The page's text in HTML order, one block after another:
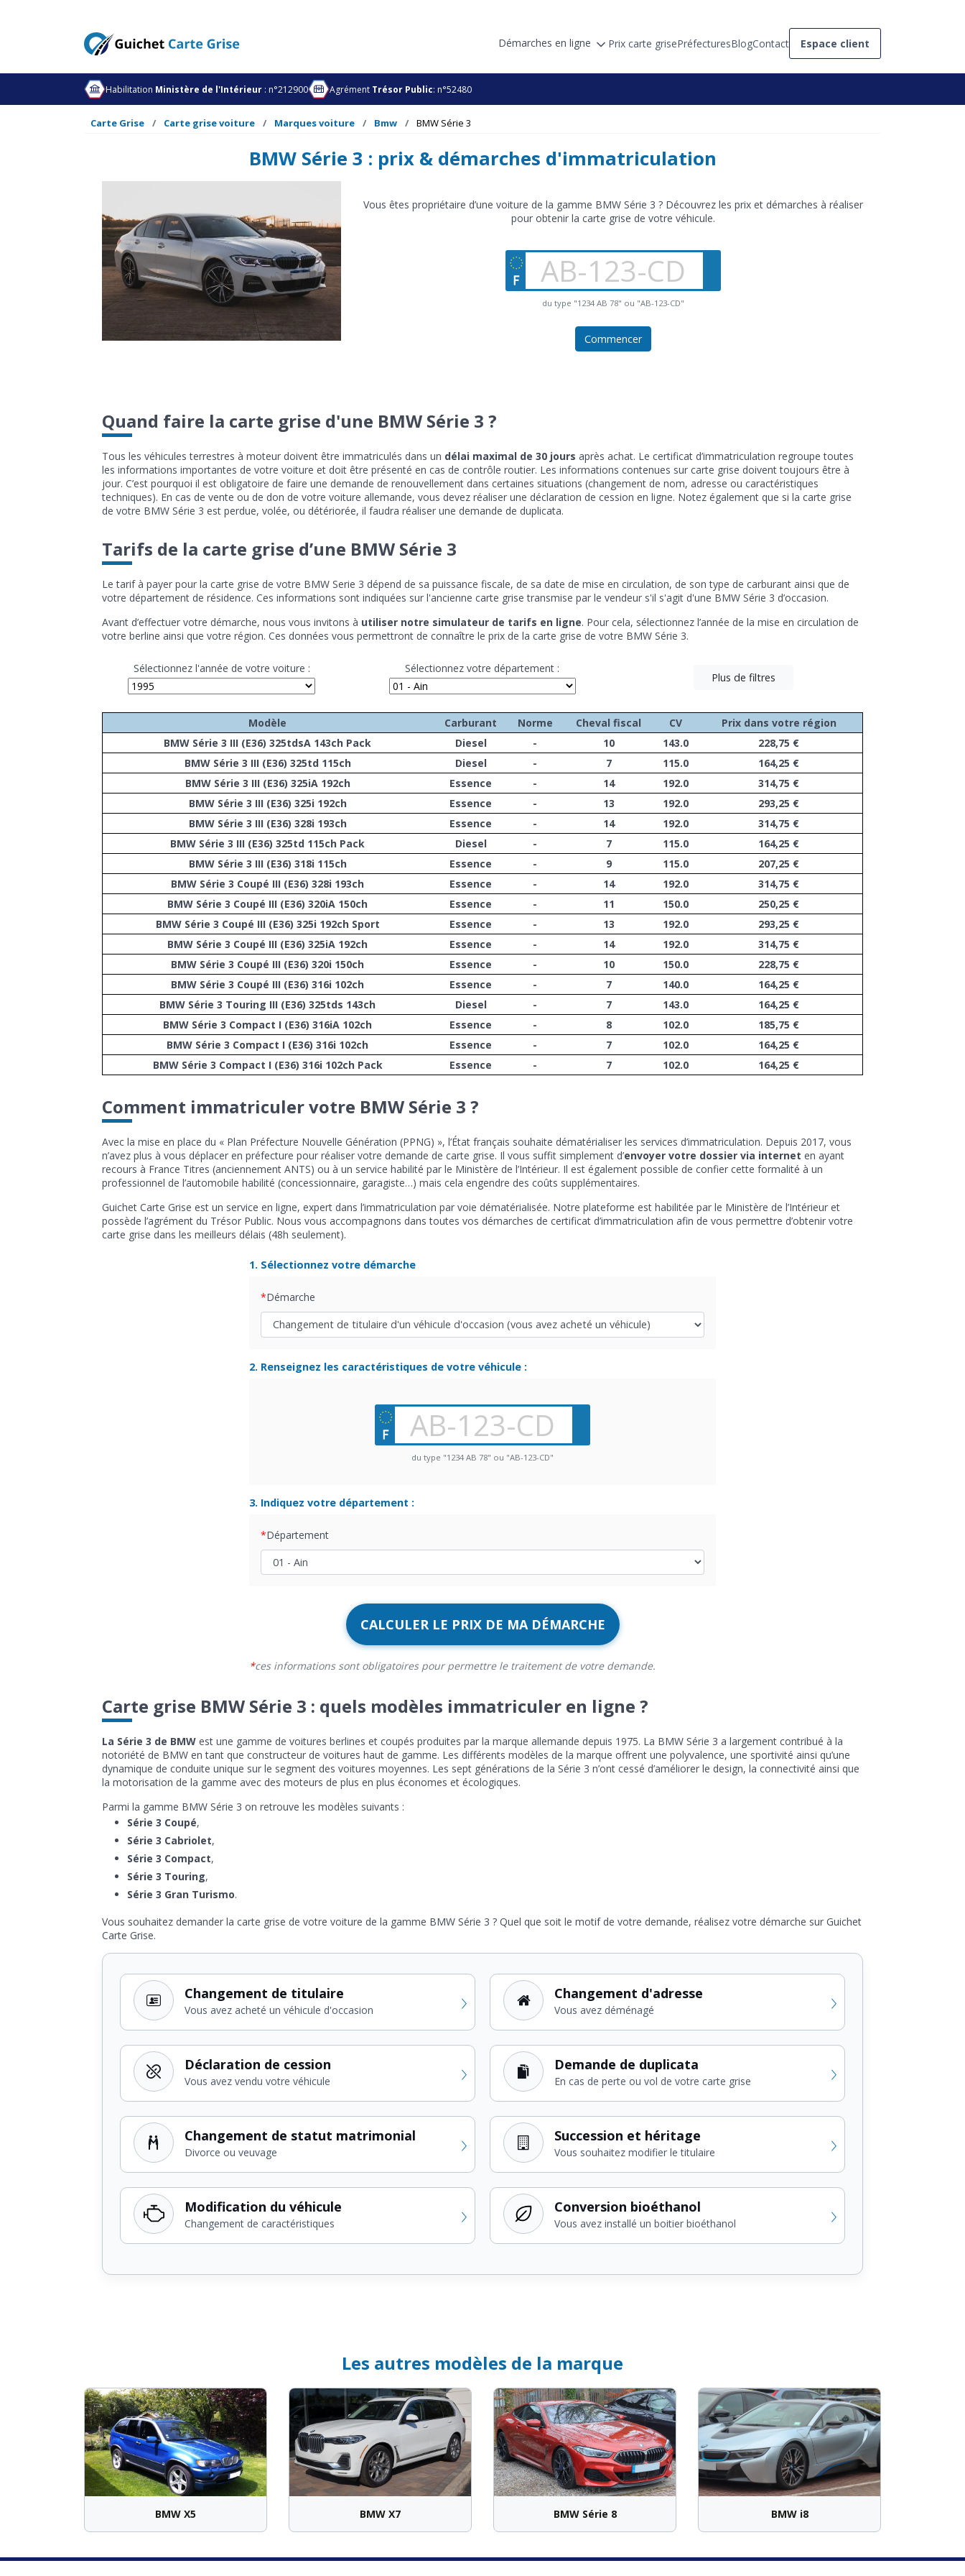
Démarches en ligne Prix carte grisePréfecturesBlogContact Espace client
Habilitation Ministère de l'Intérieur : n°212900 Agrément Trésor Public: n°52480
Carte Grise Carte grise voiture Marques voiture Bmw BMW Série 3
BMW Série 3 : prix & démarches d'immatriculation
Vous êtes propriétaire d’une voiture de la gamme BMW Série 3 ? Découvrez les prix et démarches à réaliser
pour obtenir la carte grise de votre véhicule.
du type "1234 AB 78" ou "AB-123-CD"
Commencer
Quand faire la carte grise d'une BMW Série 3 ?
Tous les véhicules terrestres à moteur doivent être immatriculés dans un délai maximal de 30 jours après achat. Le certificat d’immatriculation regroupe toutes
les informations importantes de votre voiture et doit être présenté en cas de contrôle routier. Les informations contenues sur carte grise doivent toujours être à
jour. C’est pourquoi il est obligatoire de faire une demande de renouvellement dans certaines situations (changement de nom, adresse ou caractéristiques
techniques). En cas de vente ou de don de votre voiture allemande, vous devez réaliser une déclaration de cession en ligne. Notez également que si la carte grise
de votre BMW Série 3 est perdue, volée, ou détériorée, il faudra réaliser une demande de duplicata.
Tarifs de la carte grise d’une BMW Série 3
Le tarif à payer pour la carte grise de votre BMW Serie 3 dépend de sa puissance fiscale, de sa date de mise en circulation, de son type de carburant ainsi que de
votre département de résidence. Ces informations sont indiquées sur l'ancienne carte grise transmise par le vendeur s'il s'agit d'une BMW Série 3 d’occasion.
Avant d’effectuer votre démarche, nous vous invitons à utiliser notre simulateur de tarifs en ligne. Pour cela, sélectionnez l’année de la mise en circulation de
votre berline ainsi que votre région. Ces données vous permettront de connaître le prix de la carte grise de votre BMW Série 3.
Sélectionnez l'année de votre voiture : Sélectionnez votre département :
Plus de filtres
Modèle Carburant Norme Cheval fiscal CV
Prix dans votre région
BMW Série 3 III (E36) 325tdsA 143ch Pack
Diesel - 10 143.0
228,75 €
BMW Série 3 III (E36) 325td 115ch
Diesel - 7 115.0
164,25 €
BMW Série 3 III (E36) 325iA 192ch
Essence - 14 192.0
314,75 €
BMW Série 3 III (E36) 325i 192ch
Essence - 13 192.0
293,25 €
BMW Série 3 III (E36) 328i 193ch
Essence - 14 192.0
314,75 €
BMW Série 3 III (E36) 325td 115ch Pack
Diesel - 7 115.0
164,25 €
BMW Série 3 III (E36) 318i 115ch
Essence - 9 115.0
207,25 €
BMW Série 3 Coupé III (E36) 328i 193ch
Essence - 14 192.0
314,75 €
BMW Série 3 Coupé III (E36) 320iA 150ch
Essence - 11 150.0
250,25 €
BMW Série 3 Coupé III (E36) 325i 192ch Sport
Essence - 13 192.0
293,25 €
BMW Série 3 Coupé III (E36) 325iA 192ch
Essence - 14 192.0
314,75 €
BMW Série 3 Coupé III (E36) 320i 150ch
Essence - 10 150.0
228,75 €
BMW Série 3 Coupé III (E36) 316i 102ch
Essence - 7 140.0
164,25 €
BMW Série 3 Touring III (E36) 325tds 143ch
Diesel - 7 143.0
164,25 €
BMW Série 3 Compact I (E36) 316iA 102ch
Essence - 8 102.0
185,75 €
BMW Série 3 Compact I (E36) 316i 102ch
Essence - 7 102.0
164,25 €
BMW Série 3 Compact I (E36) 316i 102ch Pack
Essence - 7 102.0 164,25 €
Comment immatriculer votre BMW Série 3 ?
Avec la mise en place du « Plan Préfecture Nouvelle Génération (PPNG) », l’État français souhaite dématérialiser les services d’immatriculation. Depuis 2017, vous
n’avez plus à vous déplacer en préfecture pour réaliser votre demande de carte grise. Il vous suffit simplement d’envoyer votre dossier via internet en ayant
recours à France Titres (anciennement ANTS) ou à un service habilité par le Ministère de l’Intérieur. Il est également possible de confier cette formalité à un
professionnel de l’automobile habilité (concessionnaire, garagiste…) mais cela engendre des coûts supplémentaires.
Guichet Carte Grise est un service en ligne, expert dans l’immatriculation par voie dématérialisée. Notre plateforme est habilitée par le Ministère de l’Intérieur et
possède l’agrément du Trésor Public. Nous vous accompagnons dans toutes vos démarches de certificat d’immatriculation afin de vous permettre d’obtenir votre
carte grise dans les meilleurs délais (48h seulement).
1. Sélectionnez votre démarche
Démarche
2. Renseignez les caractéristiques de votre véhicule :
du type "1234 AB 78" ou "AB-123-CD"
3. Indiquez votre département :
Département
CALCULER LE PRIX DE MA DÉMARCHE
ces informations sont obligatoires pour permettre le traitement de votre demande.
Carte grise BMW Série 3 : quels modèles immatriculer en ligne ?
La Série 3 de BMW est une gamme de voitures berlines et coupés produites par la marque allemande depuis 1975. La BMW Série 3 a largement contribué à la
notoriété de BMW en tant que constructeur de voitures haut de gamme. Les différents modèles de la marque offrent une polyvalence, une sportivité ainsi qu’une
dynamique de conduite unique sur le segment des voitures moyennes. Les sept générations de la Série 3 n’ont cessé d’améliorer le design, la connectivité ainsi que
la motorisation de la gamme avec des moteurs de plus en plus économes et écologiques.
Parmi la gamme BMW Série 3 on retrouve les modèles suivants :
Série 3 Coupé,
Série 3 Cabriolet,
Série 3 Compact,
Série 3 Touring,
Série 3 Gran Turismo.
Vous souhaitez demander la carte grise de votre voiture de la gamme BMW Série 3 ? Quel que soit le motif de votre demande, réalisez votre démarche sur Guichet
Carte Grise.
Changement de titulaire
Vous avez acheté un véhicule d'occasion
Changement d'adresse
Vous avez déménagé
Déclaration de cession
Vous avez vendu votre véhicule
Demande de duplicata
En cas de perte ou vol de votre carte grise
Changement de statut matrimonial
Divorce ou veuvage
Succession et héritage
Vous souhaitez modifier le titulaire
Modification du véhicule
Changement de caractéristiques
Conversion bioéthanol
Vous avez installé un boitier bioéthanol
Les autres modèles de la marque
BMW X5 BMW X7 BMW Série 8 BMW i8